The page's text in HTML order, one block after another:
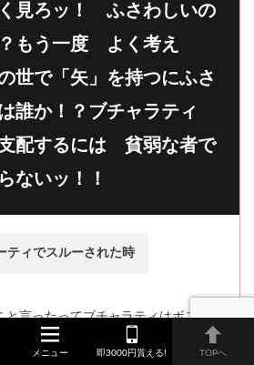
見ろッ！ ふさわしいの
もう一度 よく考え
世で「矢」を持つにふさ
誰か！？ブチャラティ
支配するには 貧弱な者で
ないッ！！
ティでスルーされた時
と言ったってブチャラティはボスに
メニュー 即3000円貰える! TOPへ